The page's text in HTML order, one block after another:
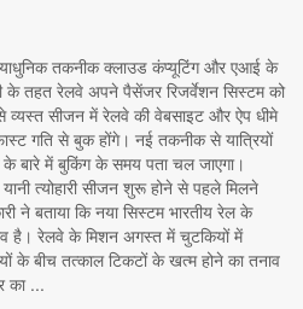
तकनीक क्लाउड कंप्यूटिंग और एआई के
तहत रेलवे अपने पैसेंजर रिजर्वेशन सिस्टम को
व्यस्त सीजन में रेलवे की वेबसाइट और ऐप धीमे
गति से बुक होंगे। नई तकनीक से यात्रियों
बारे में बुकिंग के समय पता चल जाएगा।
त्योहारी सीजन शुरू होने से पहले मिलने
ने बताया कि नया सिस्टम भारतीय रेल के
है। रेलवे के मिशन अगस्त में चुटकियों में
के बीच तत्काल टिकटों के खत्म होने का तनाव
का ...